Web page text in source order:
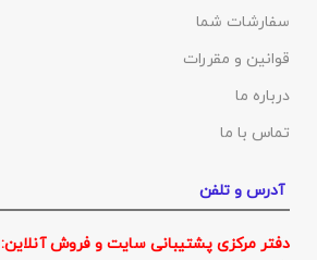
سفارشات شما
قوانین و مقررات
درباره ما
تماس با ما
آدرس و تلفن
دفتر مرکزی پشتیبانی سایت و فروش آنلاین: